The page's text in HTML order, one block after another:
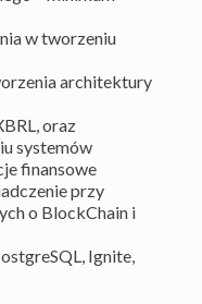
w tworzeniu
architektury
oraz
systemów
finansowe
przy
o BlockChain i
Ignite,